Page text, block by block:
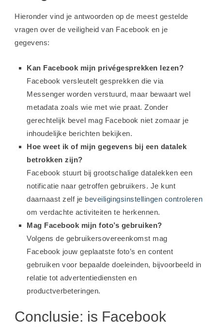
Hieronder vind je antwoorden op de meest gestelde
vragen over de veiligheid van Facebook en je
gegevens:
Kan Facebook mijn privégesprekken lezen?
Facebook versleutelt gesprekken die via
Messenger worden verstuurd, maar bewaart wel
metadata zoals wie met wie praat. Zonder
gerechtelijk bevel mag Facebook niet zomaar je
inhoudelijke berichten bekijken.
Hoe weet ik of mijn gegevens bij een datalek
betrokken zijn?
Facebook stuurt bij grootschalige datalekken een
notificatie naar getroffen gebruikers. Je kunt
daarnaast zelf je beveiligingsinstellingen controleren
om verdachte activiteiten te herkennen.
Mag Facebook mijn foto’s gebruiken?
Volgens de gebruikersovereenkomst mag
Facebook jouw geplaatste foto’s en content
gebruiken voor bepaalde doeleinden, bijvoorbeeld in
relatie tot advertentiediensten en
productverbeteringen.
Conclusie: is Facebook